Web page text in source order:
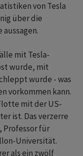
​von Tesla
über die
mit Tesla-
wurde, mit
wurde - ​was
vorkommen kann.
mit der US-
ist. Das verzerre
Professor für
Universität.
als ein ‌zwölf